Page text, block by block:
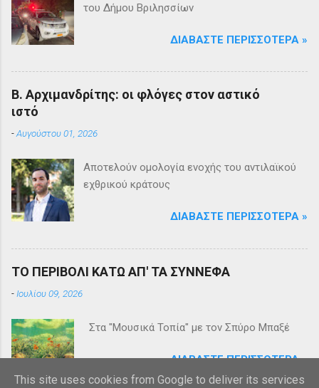
του Δήμου Βριλησσίων
ΔΙΑΒΆΣΤΕ ΠΕΡΙΣΣΌΤΕΡΑ »
Β. Αρχιμανδρίτης: οι φλόγες στον αστικό
ιστό
-Αυγούστου 01, 2026
Αποτελούν ομολογία ενοχής του αντιλαϊκού
εχθρικού κράτους
ΔΙΑΒΆΣΤΕ ΠΕΡΙΣΣΌΤΕΡΑ »
ΤΟ ΠΕΡΙΒΟΛΙ ΚΑΤΩ ΑΠ' ΤΑ ΣΥΝΝΕΦΑ
- Ιουλίου 09, 2026
Στα "Μουσικά Τοπία" με τον Σπύρο Μπαξέ
ΔΙΑΒΆΣΤΕ ΠΕΡΙΣΣΌΤΕΡΑ »
This site uses cookies from Google to deliver its services